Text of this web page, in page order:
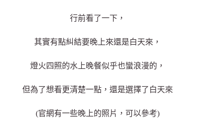
行前看了一下，
其實有點糾結要晚上來還是白天來，
燈火四照的水上晚餐似乎也蠻浪漫的，
但為了想看更清楚一點，還是選擇了白天來
(官網有一些晚上的照片，可以參考)